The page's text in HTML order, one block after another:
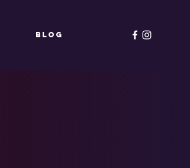
Blog